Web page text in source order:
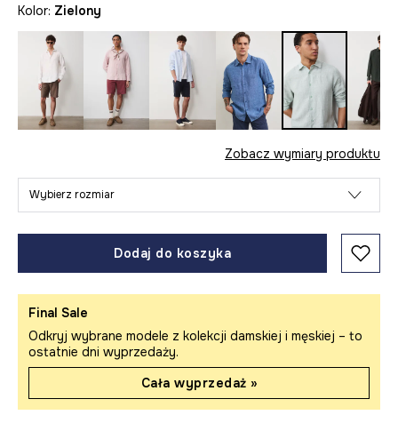
Kolor: zielony
Zobacz wymiary produktu
Wybierz rozmiar
Dodaj do koszyka
Final Sale
Odkryj wybrane modele z kolekcji damskiej i męskiej – to
ostatnie dni wyprzedaży.
Cała wyprzedaż »